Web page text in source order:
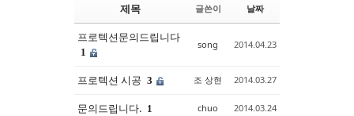
제목 글쓴이 날짜
프로텍션문의드립니다
1
song 2014.04.23
프로텍션 시공 3 조 상현 2014.03.27
문의드립니다. 1 chuo 2014.03.24